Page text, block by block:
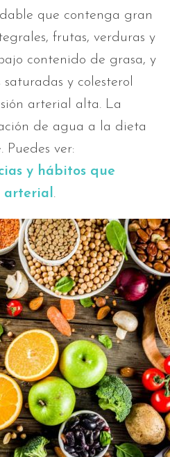
que contenga gran
frutas, verduras y
contenido de grasa, y
saturadas y colesterol
arterial alta. La
de agua a la dieta
ver:
y hábitos que
arterial.